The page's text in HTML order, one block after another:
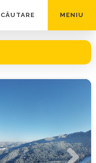
CĂUTARE MENIU